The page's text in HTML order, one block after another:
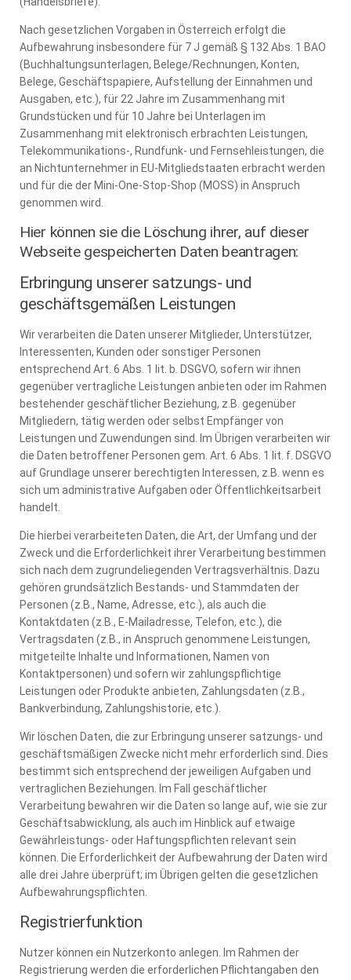
Nach gesetzlichen Vorgaben in Österreich erfolgt die
Aufbewahrung insbesondere für 7 J gemäß § 132 Abs. 1 BAO
(Buchhaltungsunterlagen, Belege/Rechnungen, Konten,
Belege, Geschäftspapiere, Aufstellung der Einnahmen und
Ausgaben, etc.), für 22 Jahre im Zusammenhang mit
Grundstücken und für 10 Jahre bei Unterlagen im
Zusammenhang mit elektronisch erbrachten Leistungen,
Telekommunikations-, Rundfunk- und Fernsehleistungen, die
an Nichtunternehmer in EU-Mitgliedstaaten erbracht werden
und für die der Mini-One-Stop-Shop (MOSS) in Anspruch
genommen wird.
Hier können sie die Löschung ihrer, auf dieser
Webseite gespeicherten Daten beantragen:
Erbringung unserer satzungs- und
geschäftsgemäßen Leistungen
Wir verarbeiten die Daten unserer Mitglieder, Unterstützer,
Interessenten, Kunden oder sonstiger Personen
entsprechend Art. 6 Abs. 1 lit. b. DSGVO, sofern wir ihnen
gegenüber vertragliche Leistungen anbieten oder im Rahmen
bestehender geschäftlicher Beziehung, z.B. gegenüber
Mitgliedern, tätig werden oder selbst Empfänger von
Leistungen und Zuwendungen sind. Im Übrigen verarbeiten wir
die Daten betroffener Personen gem. Art. 6 Abs. 1 lit. f. DSGVO
auf Grundlage unserer berechtigten Interessen, z.B. wenn es
sich um administrative Aufgaben oder Öffentlichkeitsarbeit
handelt.
Die hierbei verarbeiteten Daten, die Art, der Umfang und der
Zweck und die Erforderlichkeit ihrer Verarbeitung bestimmen
sich nach dem zugrundeliegenden Vertragsverhältnis. Dazu
gehören grundsätzlich Bestands- und Stammdaten der
Personen (z.B., Name, Adresse, etc.), als auch die
Kontaktdaten (z.B., E-Mailadresse, Telefon, etc.), die
Vertragsdaten (z.B., in Anspruch genommene Leistungen,
mitgeteilte Inhalte und Informationen, Namen von
Kontaktpersonen) und sofern wir zahlungspflichtige
Leistungen oder Produkte anbieten, Zahlungsdaten (z.B.,
Bankverbindung, Zahlungshistorie, etc.).
Wir löschen Daten, die zur Erbringung unserer satzungs- und
geschäftsmäßigen Zwecke nicht mehr erforderlich sind. Dies
bestimmt sich entsprechend der jeweiligen Aufgaben und
vertraglichen Beziehungen. Im Fall geschäftlicher
Verarbeitung bewahren wir die Daten so lange auf, wie sie zur
Geschäftsabwicklung, als auch im Hinblick auf etwaige
Gewährleistungs- oder Haftungspflichten relevant sein
können. Die Erforderlichkeit der Aufbewahrung der Daten wird
alle drei Jahre überprüft; im Übrigen gelten die gesetzlichen
Aufbewahrungspflichten.
Registrierfunktion
Nutzer können ein Nutzerkonto anlegen. Im Rahmen der
Registrierung werden die erforderlichen Pflichtangaben den